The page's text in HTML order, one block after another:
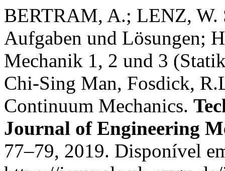
BERTRAM, A.; LENZ, W.
Aufgaben und Lösungen;
Mechanik 1, 2 und 3
Chi-Sing Man, Fosdick,
Continuum Mechanics.
Journal of Engineering
77–79, 2019. Disponível